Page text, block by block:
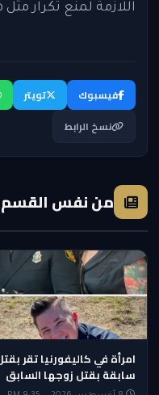
اللازمة لمنع تكرار
فيسبوك تويتر
نسخ الرابط
من نفس القسم
امرأة في كاليفورنيا تقر
سابقة بقتل زوجها السابق